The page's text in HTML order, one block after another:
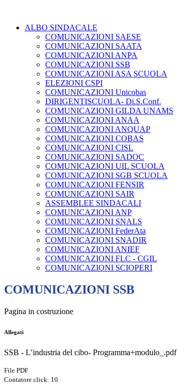
ALBO SINDACALE
COMUNICAZIONI SAESE
COMUNICAZIONI SAATA
COMUNICAZIONI ANPA
COMUNICAZIONI SSB
COMUNICAZIONI ASA SCUOLA
ELEZIONI CSPI
COMUNICAZIONI Unicobas
DIRIGENTISCUOLA- Di.S.Conf.
COMUNICAZIONI GILDA UNAMS
COMUNICAZIONI ANAA
COMUNICAZIONI ANQUAP
COMUNICAZIONI COBAS
COMUNICAZIONI CISL
COMUNICAZIONI SADOC
COMUNICAZIONI UIL SCUOLA
COMUNICAZIONI SGB SCUOLA
COMUNICAZIONI FENSIR
COMUNICAZIONI SAIR
ASSEMBLEE SINDACALI
COMUNICAZIONI ANP
COMUNICAZIONI SNALS
COMUNICAZIONI FederAta
COMUNICAZIONI SNADIR
COMUNICAZIONI ANIEF
COMUNICAZIONI FLC - CGIL
COMUNICAZIONI SCIOPERI
COMUNICAZIONI SSB
Pagina in costruzione
Allegati
SSB - L’industria del cibo- Programma+modulo_.pdf
File PDF
Contatore click: 10